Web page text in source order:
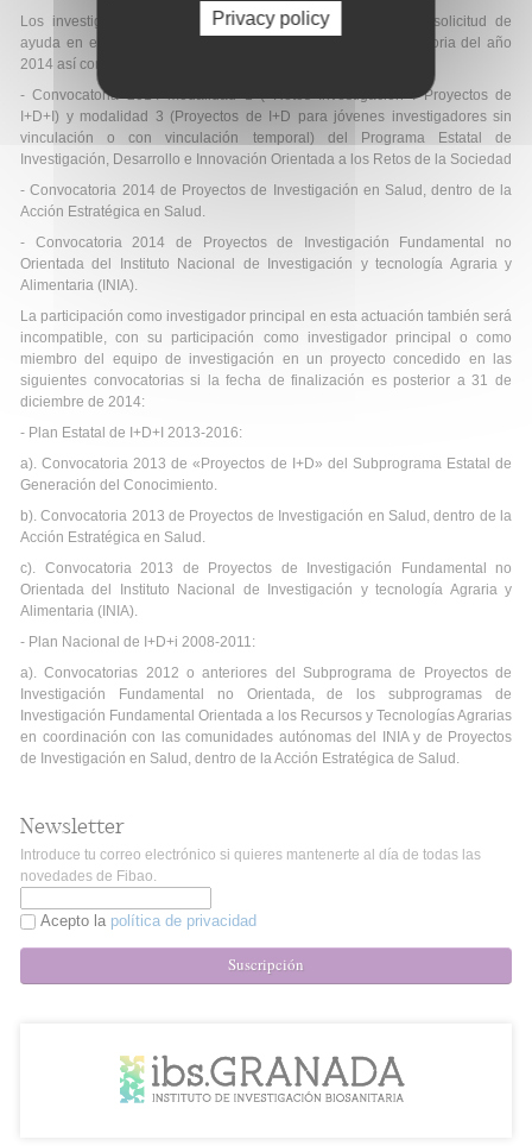
Los investigadores principales podrán presentar una única solicitud de
ayuda en esta actuación de Proyectos de I+D de la convocatoria del año
2014 así como en alguna de las siguientes convocatorias:
- Convocatoria 2014 modalidad 1 («Retos Investigación»: Proyectos de
I+D+I) y modalidad 3 (Proyectos de I+D para jóvenes investigadores sin
vinculación o con vinculación temporal) del Programa Estatal de
Investigación, Desarrollo e Innovación Orientada a los Retos de la Sociedad
- Convocatoria 2014 de Proyectos de Investigación en Salud, dentro de la
Acción Estratégica en Salud.
- Convocatoria 2014 de Proyectos de Investigación Fundamental no
Orientada del Instituto Nacional de Investigación y tecnología Agraria y
Alimentaria (INIA).
La participación como investigador principal en esta actuación también será
incompatible, con su participación como investigador principal o como
miembro del equipo de investigación en un proyecto concedido en las
siguientes convocatorias si la fecha de finalización es posterior a 31 de
diciembre de 2014:
- Plan Estatal de I+D+I 2013-2016:
a). Convocatoria 2013 de «Proyectos de I+D» del Subprograma Estatal de
Generación del Conocimiento.
b). Convocatoria 2013 de Proyectos de Investigación en Salud, dentro de la
Acción Estratégica en Salud.
c). Convocatoria 2013 de Proyectos de Investigación Fundamental no
Orientada del Instituto Nacional de Investigación y tecnología Agraria y
Alimentaria (INIA).
- Plan Nacional de I+D+i 2008-2011:
a). Convocatorias 2012 o anteriores del Subprograma de Proyectos de
Investigación Fundamental no Orientada, de los subprogramas de
Investigación Fundamental Orientada a los Recursos y Tecnologías Agrarias
en coordinación con las comunidades autónomas del INIA y de Proyectos
de Investigación en Salud, dentro de la Acción Estratégica de Salud.
Newsletter
Introduce tu correo electrónico si quieres mantenerte al día de todas las
novedades de Fibao.
Acepto la política de privacidad
Suscripción
Privacy policy